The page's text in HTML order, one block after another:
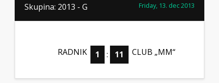
Skupina: 2013 - G Friday, 13. dec 2013
RADNIK 1 : 11 CLUB „MM“